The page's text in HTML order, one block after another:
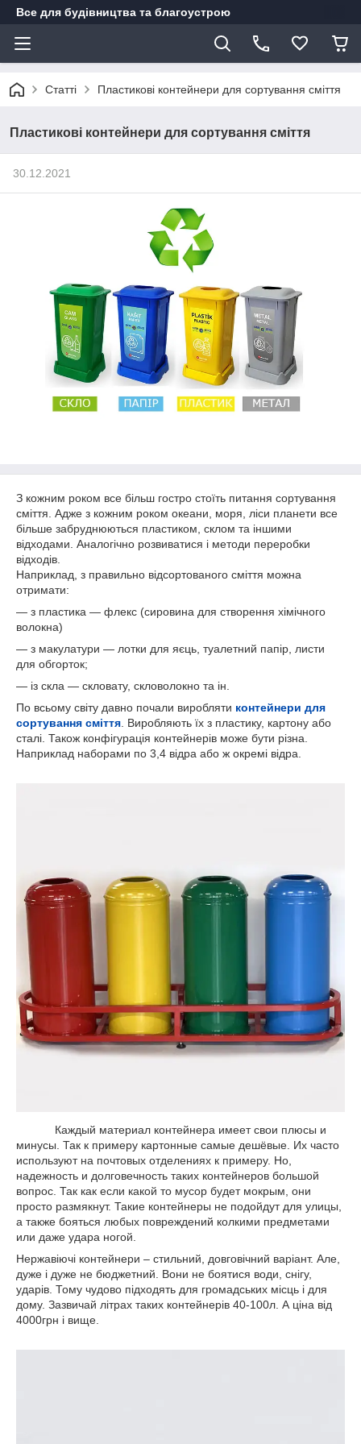
Все для будівництва та благоустрою
Статті Пластикові контейнери для сортування сміття
Пластикові контейнери для сортування сміття
30.12.2021
З кожним роком все більш гостро стоїть питання сортування
сміття. Адже з кожним роком океани, моря, ліси планети все
більше забруднюються пластиком, склом та іншими
відходами. Аналогічно розвиватися і методи переробки
відходів.
Наприклад, з правильно відсортованого сміття можна
отримати:
— з пластика — флекс (сировина для створення хімічного
волокна)
— з макулатури — лотки для яєць, туалетний папір, листи
для обгорток;
— із скла — скловату, скловолокно та ін.
По всьому світу давно почали виробляти контейнери для
сортування сміття . Виробляють їх з пластику, картону або
сталі. Також конфігурація контейнерів може бути різна.
Наприклад наборами по 3,4 відра або ж окремі відра.
Каждый материал контейнера имеет свои плюсы и
минусы. Так к примеру картонные самые дешёвые. Их часто
используют на почтовых отделениях к примеру. Но,
надежность и долговечность таких контейнеров большой
вопрос. Так как если какой то мусор будет мокрым, они
просто размякнут. Такие контейнеры не подойдут для улицы,
а также бояться любых повреждений колкими предметами
или даже удара ногой.
Нержавіючі контейнери – стильний, довговічний варіант. Але,
дуже і дуже не бюджетний. Вони не боятися води, снігу,
ударів. Тому чудово підходять для громадських місць і для
дому. Зазвичай літрах таких контейнерів 40-100л. А ціна від
4000грн і вище.